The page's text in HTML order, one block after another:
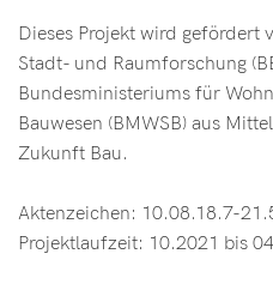
Dieses Projekt wird gefördert
Stadt- und Raumforschung
Bundesministeriums für
Bauwesen (BMWSB) aus
Zukunft Bau.
Aktenzeichen: 10.08.18.7-
Projektlaufzeit: 10.2021 bis